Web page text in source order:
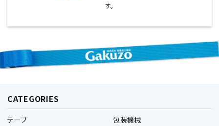
す。
CATEGORIES
テープ
包装機械